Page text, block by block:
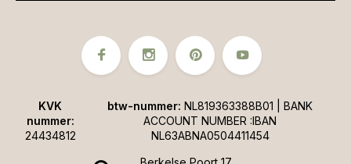
KVK
nummer:
24434812
btw-nummer: NL819363388B01 | BANK
ACCOUNT NUMBER :IBAN
NL63ABNA0504411454